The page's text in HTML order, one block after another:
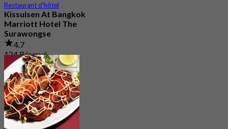
Restaurant d'hôtel
Kissuisen At Bangkok
Marriott Hotel The
Surawongse
4.7
124 Réservé
De฿ 269